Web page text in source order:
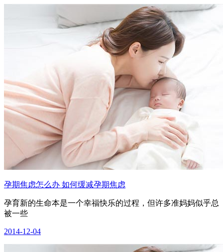
孕期焦虑怎么办 如何缓减孕期焦虑
孕育新的生命本是一个幸福快乐的过程，但许多准妈妈似乎总
被一些
2014-12-04